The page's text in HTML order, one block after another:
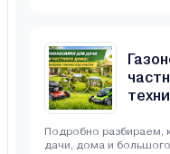
Подробно разбираем,
дачи, дома и